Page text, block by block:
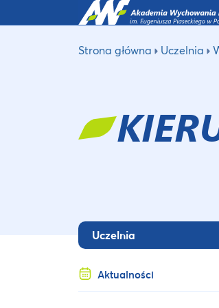
Strona główna Uczelnia
Uczelnia
Aktualności